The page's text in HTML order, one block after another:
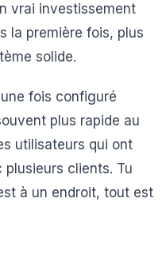
vrai investissement
la première fois, plus
solide.
fois configuré
plus rapide au
utilisateurs qui ont
clients. Tu
à un endroit, tout est